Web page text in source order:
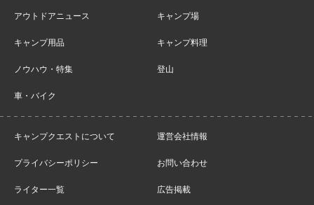
アウトドアニュース キャンプ場
キャンプ用品 キャンプ料理
ノウハウ・特集 登山
車・バイク
キャンプクエストについて 運営会社情報
プライバシーポリシー お問い合わせ
ライター一覧 広告掲載